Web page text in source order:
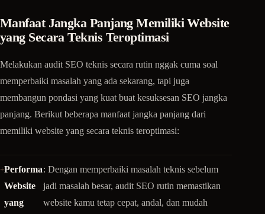
Manfaat Jangka Panjang Memiliki Website
yang Secara Teknis Teroptimasi
Melakukan audit SEO teknis secara rutin nggak cuma soal
memperbaiki masalah yang ada sekarang, tapi juga
membangun pondasi yang kuat buat kesuksesan SEO jangka
panjang. Berikut beberapa manfaat jangka panjang dari
memiliki website yang secara teknis teroptimasi:
Performa
Website
yang
: Dengan memperbaiki masalah teknis sebelum
jadi masalah besar, audit SEO rutin memastikan
website kamu tetap cepat, andal, dan mudah